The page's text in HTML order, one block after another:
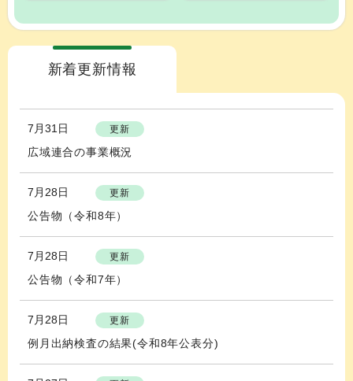
新着更新情報
7月31日 更新
広域連合の事業概況
7月28日 更新
公告物（令和8年）
7月28日 更新
公告物（令和7年）
7月28日 更新
例月出納検査の結果(令和8年公表分)